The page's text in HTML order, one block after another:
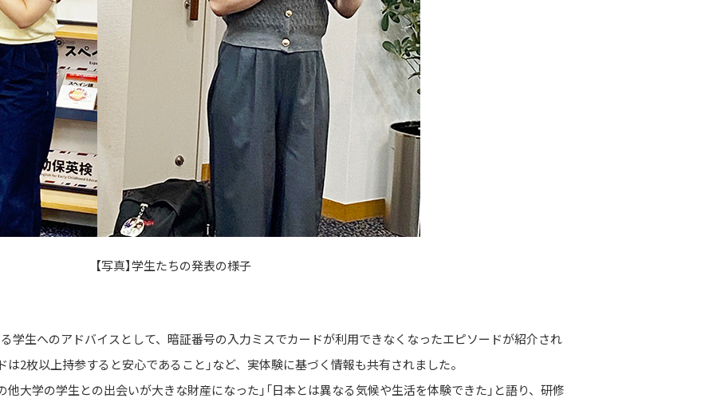
【写真】学生たちの発表の様子
学生へのアドバイスとして、暗証番号の入力ミスでカードが利用できなくなったエピソードが紹介され
は2枚以上持参すると安心であること」など、実体験に基づく情報も共有されました。
大学の学生との出会いが大きな財産になった」「日本とは異なる気候や生活を体験できた」と語り、研修